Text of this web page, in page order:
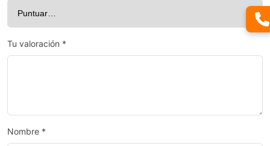
Tu valoración *
Nombre *